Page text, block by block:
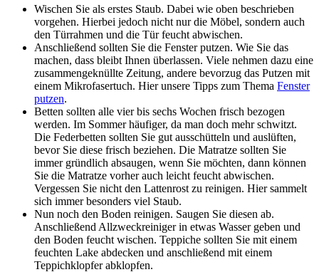
Wischen Sie als erstes Staub. Dabei wie oben beschrieben
vorgehen. Hierbei jedoch nicht nur die Möbel, sondern auch
den Türrahmen und die Tür feucht abwischen.
Anschließend sollten Sie die Fenster putzen. Wie Sie das
machen, dass bleibt Ihnen überlassen. Viele nehmen dazu eine
zusammengeknüllte Zeitung, andere bevorzug das Putzen mit
einem Mikrofasertuch. Hier unsere Tipps zum Thema Fenster
putzen.
Betten sollten alle vier bis sechs Wochen frisch bezogen
werden. Im Sommer häufiger, da man doch mehr schwitzt.
Die Federbetten sollten Sie gut ausschütteln und auslüften,
bevor Sie diese frisch beziehen. Die Matratze sollten Sie
immer gründlich absaugen, wenn Sie möchten, dann können
Sie die Matratze vorher auch leicht feucht abwischen.
Vergessen Sie nicht den Lattenrost zu reinigen. Hier sammelt
sich immer besonders viel Staub.
Nun noch den Boden reinigen. Saugen Sie diesen ab.
Anschließend Allzweckreiniger in etwas Wasser geben und
den Boden feucht wischen. Teppiche sollten Sie mit einem
feuchten Lake abdecken und anschließend mit einem
Teppichklopfer abklopfen.